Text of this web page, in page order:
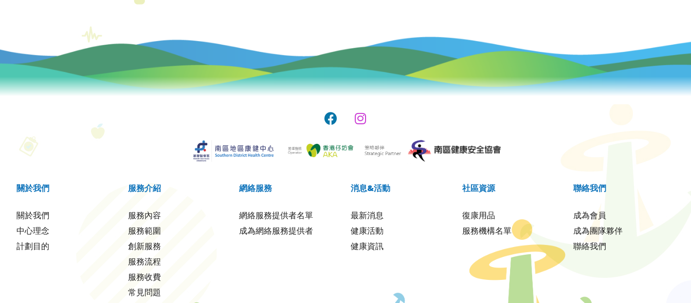
關於我們
關於我們
中心理念
計劃目的
服務介紹
服務內容
服務範圍
創新服務
服務流程
服務收費
常見問題
網絡服務
網絡服務提供者名單
成為網絡服務提供者
消息&活動
最新消息
健康活動
健康資訊
社區資源
復康用品
服務機構名單
聯絡我們
成為會員
成為團隊夥伴
聯絡我們